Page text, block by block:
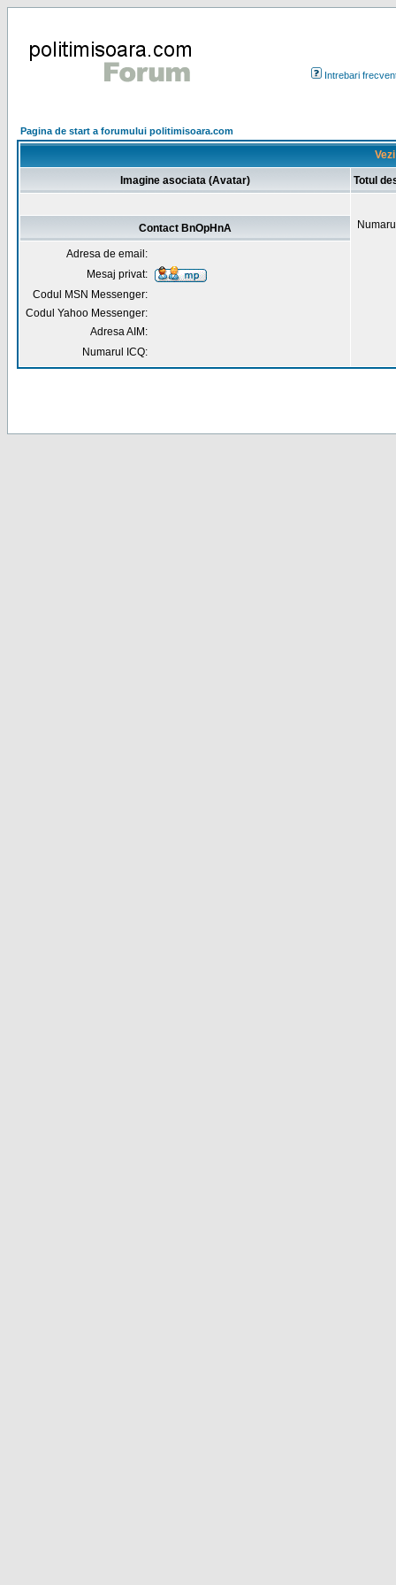
Intrebari
Pagina de start a forumului politimisoara.com
Imagine asociata (Avatar) Totul
Contact BnOpHnA
Adresa de email:
Mesaj privat:
Codul MSN Messenger:
Codul Yahoo Messenger:
Adresa AIM:
Numarul ICQ: